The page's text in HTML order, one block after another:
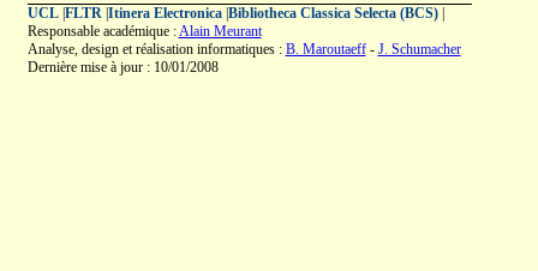
UCL| FLTR| Itinera Electronica| Bibliotheca Classica Selecta (BCS)|
Responsable académique :Alain Meurant
Analyse, design et réalisation informatiques : B. Maroutaeff- J. Schumacher
Dernière mise à jour : 10/01/2008